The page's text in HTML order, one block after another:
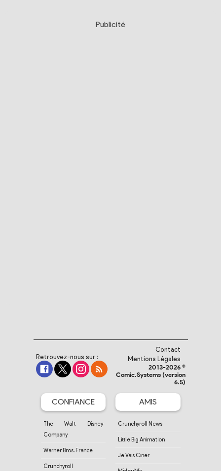
Publicité
Retrouvez-nous sur :
Contact
Mentions Légales
2013-2026 ©
Comic.Systems (version
6.5)
CONFIANCE
The Walt Disney
Company
Warner Bros. France
Crunchyroll
AMIS
Crunchyroll News
Little Big Animation
Je Vais Ciner